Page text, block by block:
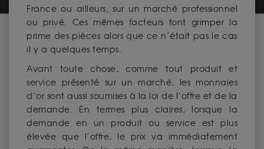
France ou ailleurs, sur un marché professionnel
ou privé. Ces mêmes facteurs font grimper la
prime des pièces alors que ce n’était pas le cas
il y a quelques temps.
Avant toute chose, comme tout produit et
service présenté sur un marché, les monnaies
d’or sont aussi soumises à la loi de l’offre et de la
demande. En termes plus claires, lorsque la
demande en un produit ou service est plus
élevée que l’offre, le prix va immédiatement